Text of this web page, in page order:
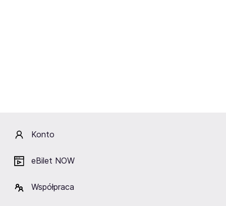
Konto
eBilet NOW
Współpraca
której pokonał
Jego bilans po wszystkich tych starciach wynosił 8-2-1.